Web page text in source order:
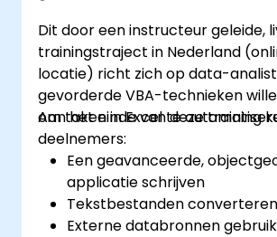
Dit door een instructeur geleide,
trainingstraject in Nederland
locatie) richt zich op data-
gevorderde VBA-technieken
om taken in Excel te
Aan het einde van deze training
deelnemers:
Een geavanceerde,
applicatie schrijven
Tekstbestanden converteren
Externe databronnen